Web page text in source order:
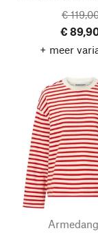
€
€
+ meer